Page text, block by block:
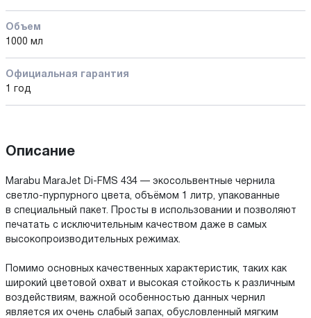
Объем
1000 мл
Официальная гарантия
1 год
Описание
Marabu MaraJet Di-FMS 434 — экосольвентные чернила
светло-пурпурного цвета, объёмом 1 литр, упакованные
в специальный пакет. Просты в использовании и позволяют
печатать с исключительным качеством даже в самых
высокопроизводительных режимах.
Помимо основных качественных характеристик, таких как
широкий цветовой охват и высокая стойкость к различным
воздействиям, важной особенностью данных чернил
является их очень слабый запах, обусловленный мягким